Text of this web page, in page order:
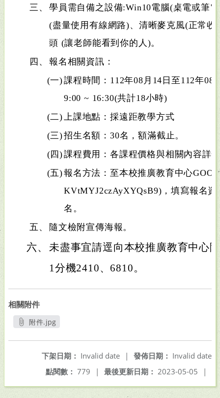
三、 學員需自備之設備:Win10電腦(桌電或筆
(盡量使用有線網路)、清晰麥克風(正常
頭 (讓老師能看到你的人)。
四、 報名相關資訊：
(一)課程時間：112年08月14日至112年08
9:00 ~ 16:30(共計18小時)
(二)上課地點：採遠距教學方式
(三)招生名額：30名，額滿截止。
(四)課程費用：各課程價格與相關內容詳
(五)報名方法：至本校推廣教育中心
KVtMYJ2czAyXYQsB9)，填寫報名
名。
五、
隨文檢附宣傳海報。
六、 未盡事宜請逕向本校推廣教育中心
1分機2410、6810。
相關附件
附件.jpg
發佈日期： Invalid date
下架日期： Invalid date
|
最後更新日期： 2023-05-05 |
點閱數： 779 |